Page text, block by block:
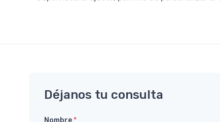
Déjanos tu consulta
Nombre*